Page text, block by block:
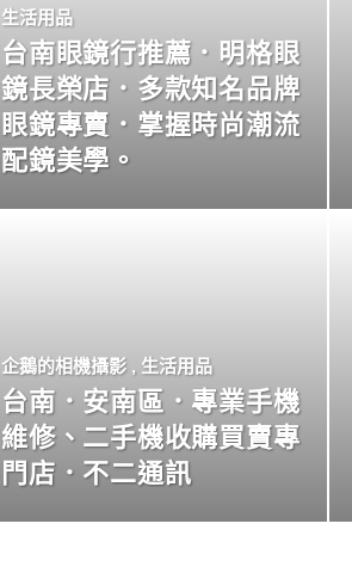
生活用品
台南眼鏡行推薦．明格眼
鏡長榮店．多款知名品牌
眼鏡專賣．掌握時尚潮流
配鏡美學。
企鵝的相機攝影 , 生活用品
台南．安南區．專業手機
維修、二手機收購買賣專
門店．不二通訊